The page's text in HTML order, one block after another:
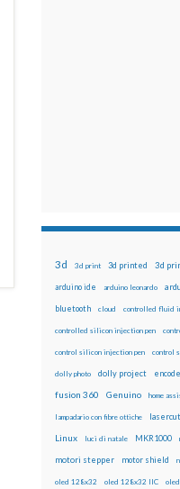
3d 3d print 3d printed 3d
arduino ide arduino leonardo
bluetooth cloud controlled fluid
controlled silicon injection pen
control silicon injection pen control
dolly photo dolly project
fusion 360 Genuino home
lampadario con fibre ottiche lasercut
Linux luci di natale MKR1000
motori stepper motor shield
oled 128x32 oled 128x32 IIC